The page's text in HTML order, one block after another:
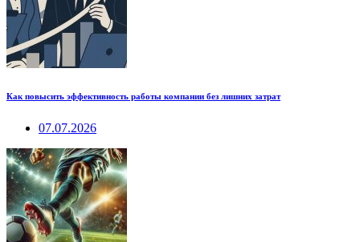
Как повысить эффективность работы компании без лишних затрат
07.07.2026